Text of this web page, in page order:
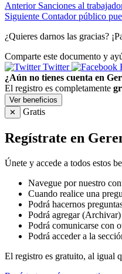
Anterior Sanciones al
Siguiente Contador público
¿Quieres darnos las gracias?
Comparte este documento y
Twitter
¿Aún no tienes cuenta en
El registro es completamente
Ver beneficios
✕
Gratis
Regístrate en
Únete y accede a todos estos
Navegue por nuestro
Cuando realice una
Podrá hacernos
Podrá agregar
Podrá comunicarse con
Podrá acceder a la
El registro es gratuito, al igual